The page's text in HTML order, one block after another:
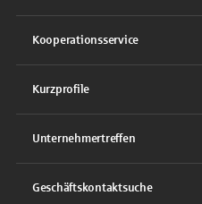
Kooperationsservice
Kurzprofile
Unternehmertreffen
Geschäftskontaktsuche